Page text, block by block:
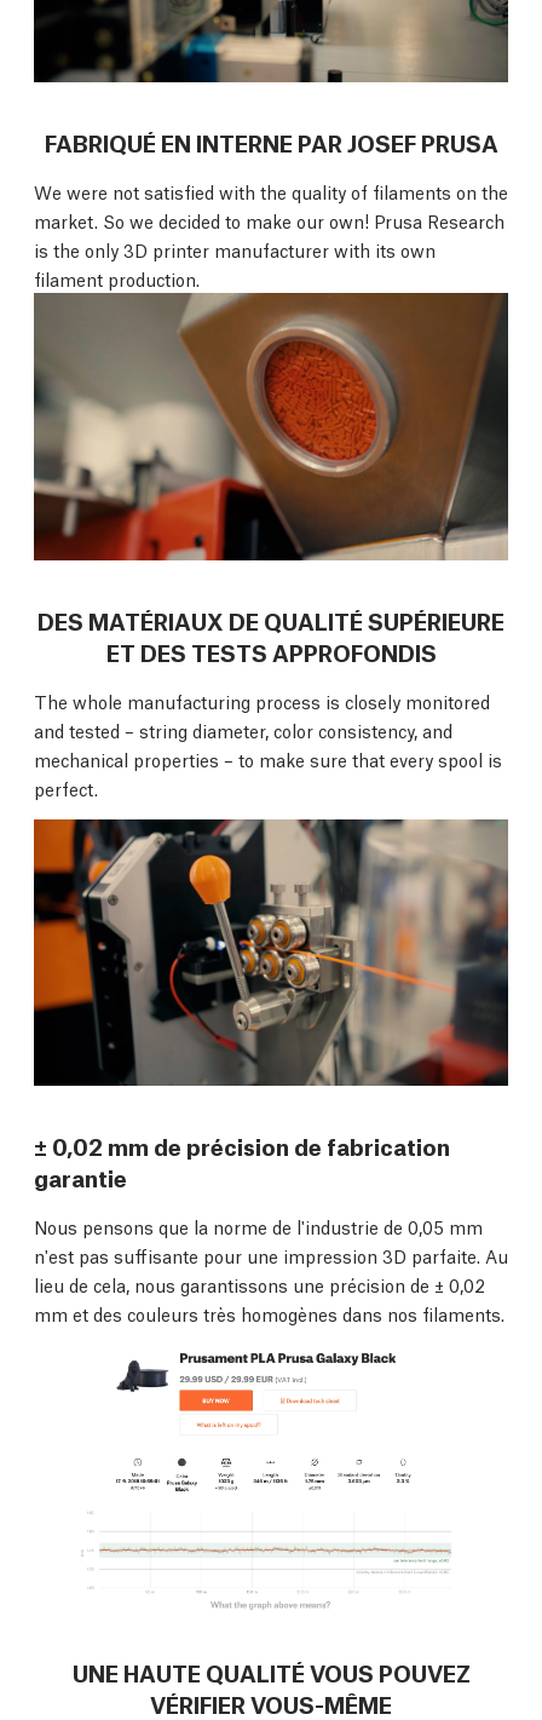
FABRIQUÉ EN INTERNE PAR JOSEF PRUSA
We were not satisfied with the quality of filaments on the
market. So we decided to make our own! Prusa Research
is the only 3D printer manufacturer with its own
filament production.
DES MATÉRIAUX DE QUALITÉ SUPÉRIEURE
ET DES TESTS APPROFONDIS
The whole manufacturing process is closely monitored
and tested – string diameter, color consistency, and
mechanical properties – to make sure that every spool is
perfect.
± 0,02 mm de précision de fabrication
garantie
Nous pensons que la norme de l'industrie de 0,05 mm
n'est pas suffisante pour une impression 3D parfaite. Au
lieu de cela, nous garantissons une précision de ± 0,02
mm et des couleurs très homogènes dans nos filaments.
UNE HAUTE QUALITÉ VOUS POUVEZ
VÉRIFIER VOUS-MÊME